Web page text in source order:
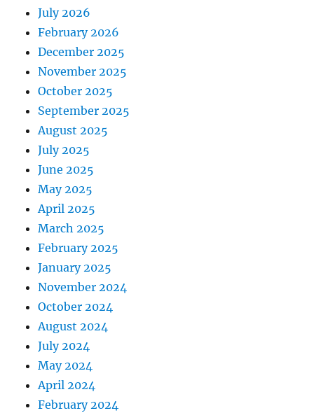
July 2026
February 2026
December 2025
November 2025
October 2025
September 2025
August 2025
July 2025
June 2025
May 2025
April 2025
March 2025
February 2025
January 2025
November 2024
October 2024
August 2024
July 2024
May 2024
April 2024
February 2024